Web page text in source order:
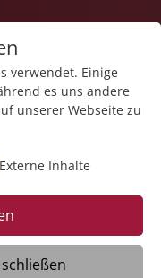
Karriere
in
im
verwendet. Einige
es uns andere
unserer Webseite zu
Externe Inhalte